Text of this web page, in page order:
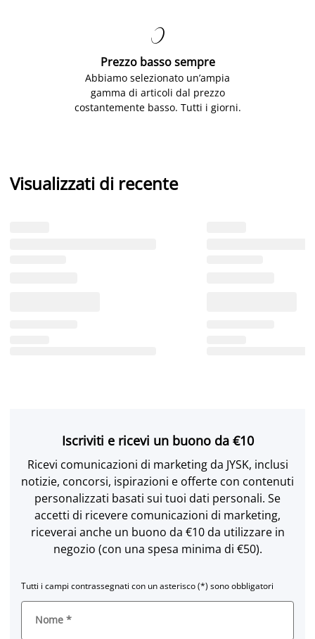

Prezzo basso sempre
Abbiamo selezionato un’ampia
gamma di articoli dal prezzo
costantemente basso. Tutti i giorni.
Visualizzati di recente
Iscriviti e ricevi un buono da €10
Ricevi comunicazioni di marketing da JYSK, inclusi
notizie, concorsi, ispirazioni e offerte con contenuti
personalizzati basati sui tuoi dati personali. Se
accetti di ricevere comunicazioni di marketing,
riceverai anche un buono da €10 da utilizzare in
negozio (con una spesa minima di €50).
Tutti i campi contrassegnati con un asterisco (*) sono obbligatori
Nome *